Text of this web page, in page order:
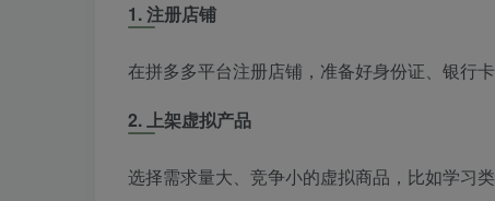
1. 注册店铺
在拼多多平台注册店铺，准备好身份证、银行
2. 上架虚拟产品
选择需求量大、竞争小的虚拟商品，比如学习